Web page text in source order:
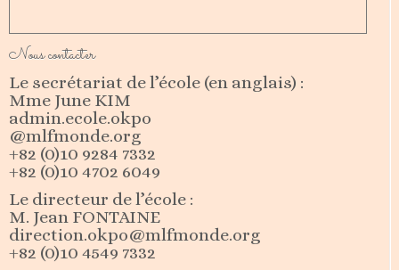
Nous contacter
Le secrétariat de l’école (en anglais) :
Mme June KIM
admin.ecole.okpo
@mlfmonde.org
+82 (0)10 9284 7332
+82 (0)10 4702 6049
Le directeur de l’école :
M. Jean FONTAINE
direction.okpo@mlfmonde.org
+82 (0)10 4549 7332